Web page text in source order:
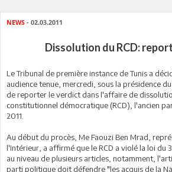
NEWS - 02.03.2011
Dissolution du RCD:
Le Tribunal de première instance de Tunis a
audience tenue, mercredi, sous la présidence
de reporter le verdict dans l'affaire de
constitutionnel démocratique (RCD), l'ancien
2011.
Au début du procès, Me Faouzi Ben Mrad,
l'Intérieur, a affirmé que le RCD a violé la loi du
au niveau de plusieurs articles, notamment,
parti politique doit défendre "les acquis de la